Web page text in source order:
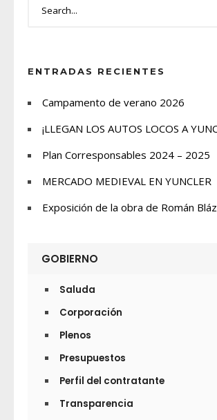
ENTRADAS RECIENTES
Campamento de verano 2026
¡LLEGAN LOS AUTOS LOCOS A
Plan Corresponsables 2024 – 2025
MERCADO MEDIEVAL EN YUNCLER
Exposición de la obra de Román
GOBIERNO
Saluda
Corporación
Plenos
Presupuestos
Perfil del contratante
Transparencia